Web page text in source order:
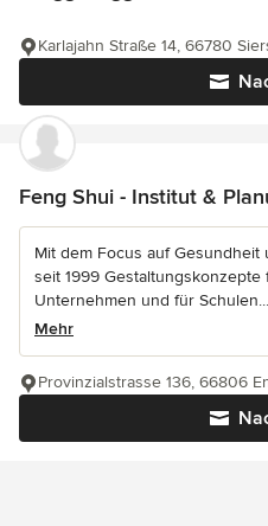
Karlajahn Straße 14, 66780
Feng Shui - Institut &
Mit dem Focus auf
seit 1999
Unternehmen und für
Mehr
Provinzialstrasse 136, 66806